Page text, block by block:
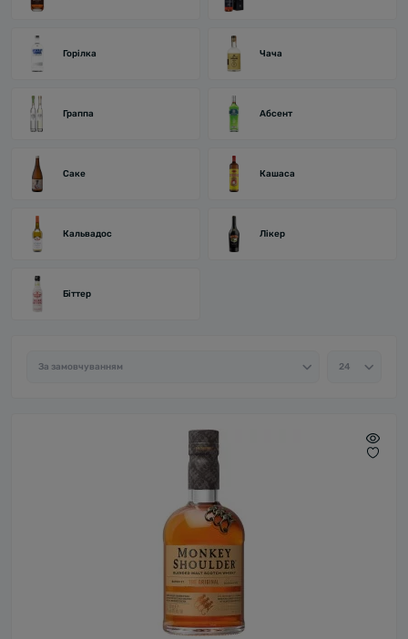
Горілка Чача
Граппа Абсент
Саке Кашаса
Кальвадос Лікер
Біттер